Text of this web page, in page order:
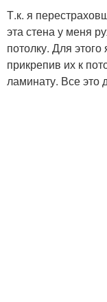
Т.к. я
эта стена у меня
потолку. Для
прикрепив их к
ламинату. Все это